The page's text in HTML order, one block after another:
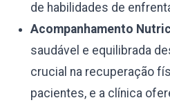
de habilidades de
Acompanhamento
saudável e equilibrada
crucial na recuperação
pacientes, e a clínica